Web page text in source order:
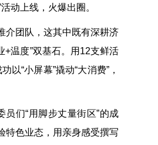
动上线，火爆出圈。
介团队，这其中既有深耕济
+温度”双基石。用12支鲜活
“小屏幕”撬动“大消费”，
们“用脚步丈量街区”的成
色业态，用亲身感受撰写